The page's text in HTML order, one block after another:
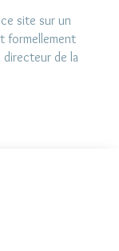
site sur un
formellement
de la